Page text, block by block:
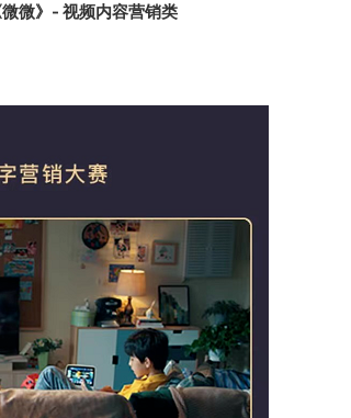
微》- 视频内容营销类